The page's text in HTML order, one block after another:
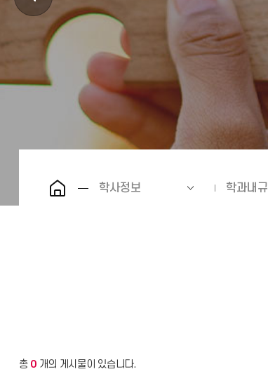
학사정보 학과내규
총 0개의 게시물이 있습니다.